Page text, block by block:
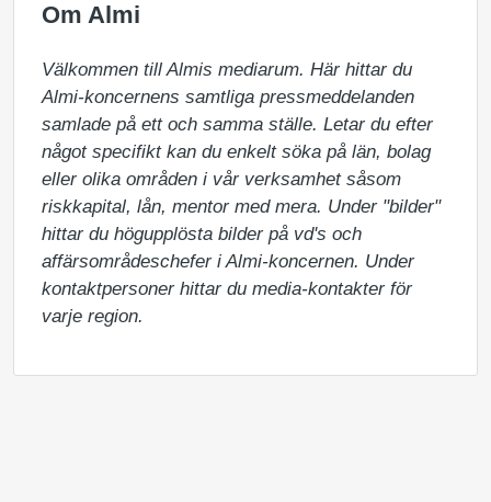
Om Almi
Välkommen till Almis mediarum. Här hittar du
Almi-koncernens samtliga pressmeddelanden
samlade på ett och samma ställe. Letar du efter
något specifikt kan du enkelt söka på län, bolag
eller olika områden i vår verksamhet såsom
riskkapital, lån, mentor med mera. Under "bilder"
hittar du högupplösta bilder på vd's och
affärsområdeschefer i Almi-koncernen. Under
kontaktpersoner hittar du media-kontakter för
varje region.